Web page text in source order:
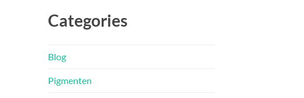
Categories
Blog
Pigmenten